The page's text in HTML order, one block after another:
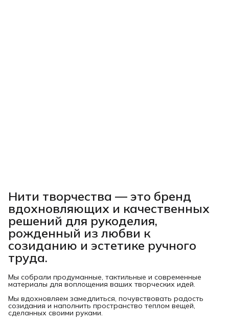
Нити творчества — это бренд
вдохновляющих и качественных
решений для рукоделия,
рожденный из любви к
созиданию и эстетике ручного
труда.
Мы собрали продуманные, тактильные и современные
материалы для воплощения ваших творческих идей.
Мы вдохновляем замедлиться, почувствовать радость
созидания и наполнить пространство теплом вещей,
сделанных своими руками.